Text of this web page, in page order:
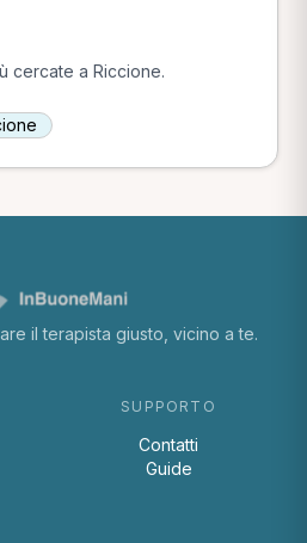
cercate a Riccione.
il terapista giusto, vicino a te.
SUPPORTO
Contatti
Guide